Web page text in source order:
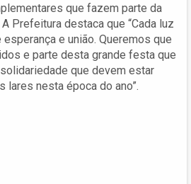
que fazem parte da
Prefeitura destaca que “Cada luz
e união. Queremos que
e parte desta grande festa que
que devem estar
nesta época do ano”.